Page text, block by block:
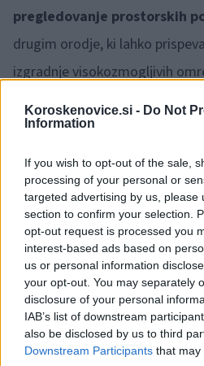
Koroskenovice.si - Do Not
Information
If you wish to opt-out of the sale,
processing of your personal or
targeted advertising by us, please
section to confirm your selection.
opt-out request is processed you
interest-based ads based on
us or personal information
your opt-out. You may separately
disclosure of your personal
IAB’s list of downstream
also be disclosed by us to third
Downstream Participants that may
pregledovanje prostorskih
drugim orodje, ki lahko
izgradnje visokozmogljivih
souporabo in skupno gradnjo.
omogoča odprtost podatkov
povezavi z višjo učinkovitostjo
transparentnostjo delovanja
izmenjavo prostorskih
Akos Geoportal redno
poudarjajo, da v
odlične prakse,zaradi
in enostavnosti za uporabo.